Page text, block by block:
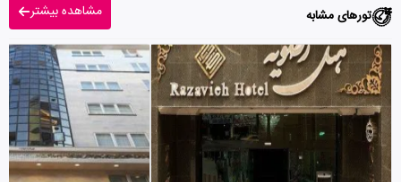
تورهای مشابه مشاهده بیشتر